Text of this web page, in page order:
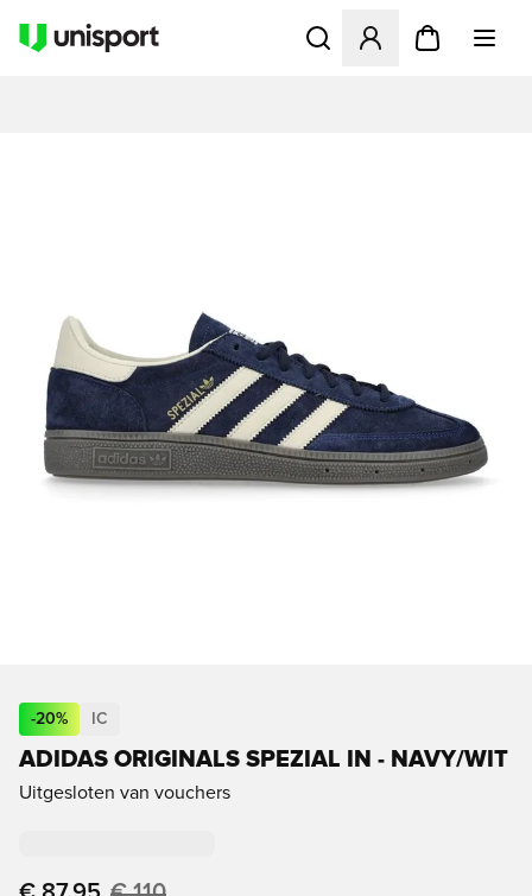
Opent een venster om in
-20% IC
ADIDAS ORIGINALS SPEZIAL IN - NAVY/WIT
Uitgesloten van vouchers